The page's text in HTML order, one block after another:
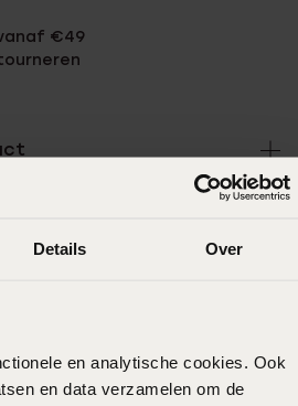
Details Over
en analytische cookies. Ook
en data verzamelen om de
€49